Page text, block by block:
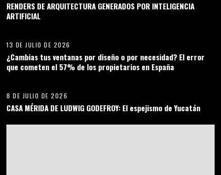
RENDERS DE ARQUITECTURA GENERADOS POR INTELIGENCIA
ARTIFICIAL
13 DE JULIO DE 2026
¿Cambias tus ventanas por diseño o por necesidad? El error
que cometen el 57% de los propietarios en España
8 DE JULIO DE 2026
CASA MÉRIDA DE LUDWIG GODEFROY: El espejismo de Yucatán